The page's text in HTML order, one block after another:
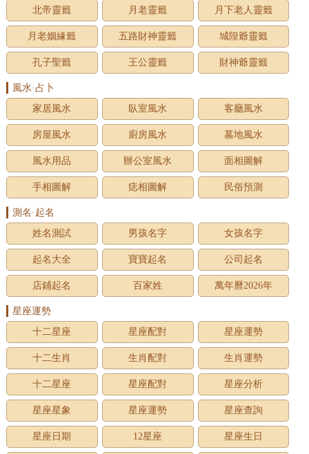
北帝靈籤 月老靈籤 月下老人靈籤
月老姻緣籤 五路財神靈籤 城隍爺靈籤
孔子聖籤 王公靈籤 財神爺靈籤
風水·占卜
家居風水
臥室風水 客廳風水
房屋風水 廚房風水 墓地風水
風水用品 辦公室風水 面相圖解
手相圖解 痣相圖解 民俗預測
測名·起名
姓名測試
男孩名字 女孩名字
起名大全 寶寶起名 公司起名
店鋪起名 百家姓 萬年曆2026年
星座運勢
十二星座
星座配對 星座運勢
十二生肖 生肖配對 生肖運勢
十二星座 星座配對 星座分析
星座星象 星座運勢 星座查詢
星座日期 12星座 星座生日